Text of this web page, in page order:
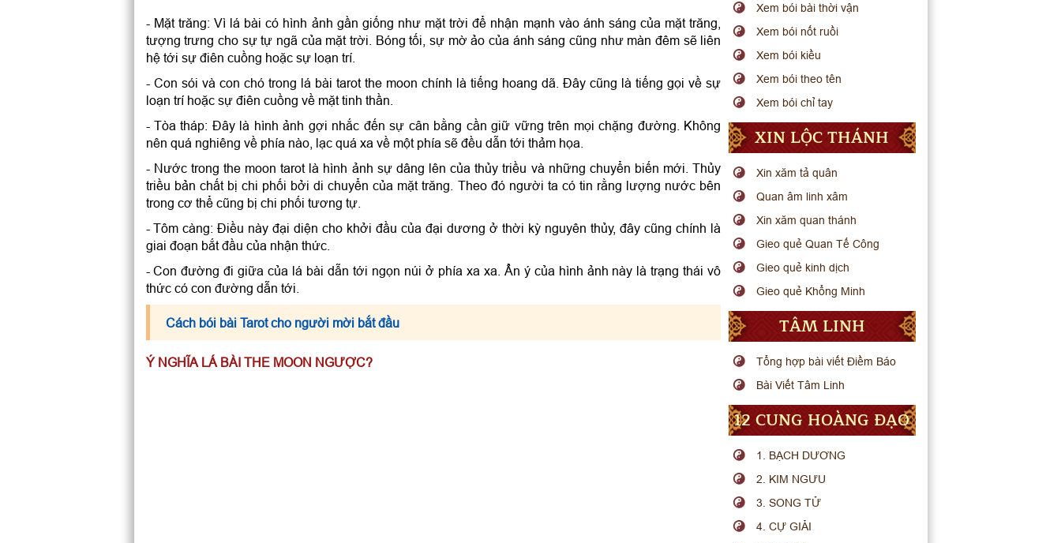
- Mặt trăng: Vì lá bài có hình ảnh gần giống như mặt trời để nhận mạnh vào ánh sáng của mặt trăng,
tượng trưng cho sự tự ngã của mặt trời. Bóng tối, sự mờ ảo của ánh sáng cũng như màn đêm sẽ liên
hệ tới sự điên cuồng hoặc sự loạn trí.
- Con sói và con chó trong lá bài tarot the moon chính là tiếng hoang dã. Đây cũng là tiếng gọi về sự
loạn trí hoặc sự điên cuồng về mặt tinh thần.
- Tòa tháp: Đây là hình ảnh gợi nhắc đến sự cân bằng cần giữ vững trên mọi chặng đường. Không
nên quá nghiêng về phía nào, lạc quá xa về một phía sẽ đều dẫn tới thảm họa.
- Nước trong the moon tarot là hình ảnh sự dâng lên của thủy triều và những chuyển biến mới. Thủy
triều bản chất bị chi phối bởi di chuyển của mặt trăng. Theo đó người ta có tin rằng lượng nước bên
trong cơ thể cũng bị chi phối tương tự.
- Tôm càng: Điều này đại diện cho khởi đầu của đại dương ở thời kỳ nguyên thủy, đây cũng chính là
giai đoạn bắt đầu của nhận thức.
- Con đường đi giữa của lá bài dẫn tới ngọn núi ở phía xa xa. Ẩn ý của hình ảnh này là trạng thái vô
thức có con đường dẫn tới.
Cách bói bài Tarot cho người mời bắt đầu
Ý NGHĨA LÁ BÀI THE MOON NGƯỢC?
Xem bói bài thời vận
Xem bói nốt ruồi
Xem bói kiều
Xem bói theo tên
Xem bói chỉ tay
XIN LỘC THÁNH
Xin xăm tả quân
Quan âm linh xâm
Xin xăm quan thánh
Gieo quẻ Quan Tế Công
Gieo quẻ kinh dịch
Gieo quẻ Khổng Minh
TÂM LINH
Tổng hợp bài viết Điềm Báo
Bài Viết Tâm Linh
12 CUNG HOÀNG ĐẠO
1. BẠCH DƯƠNG
2. KIM NGƯU
3. SONG TỬ
4. CỰ GIẢI